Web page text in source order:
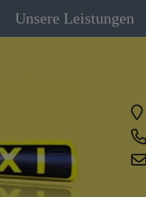
Unsere Leistungen